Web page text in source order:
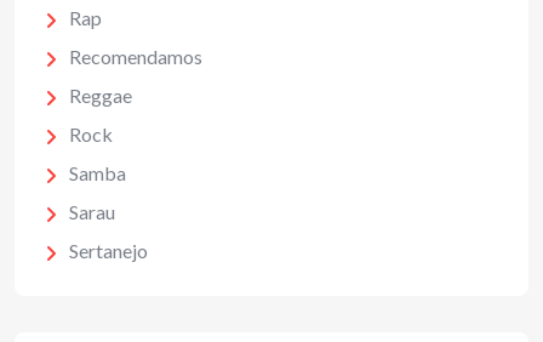
Rap
Recomendamos
Reggae
Rock
Samba
Sarau
Sertanejo